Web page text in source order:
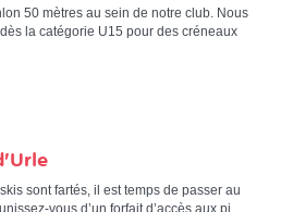
50 mètres au sein de notre club. Nous
la catégorie U15 pour des créneaux
sont fartés, il est temps de passer au